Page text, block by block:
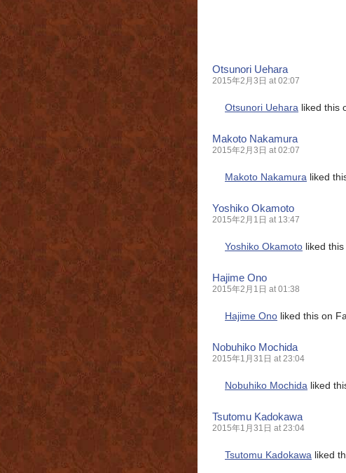
Otsunori Uehara
2015年2月3日 at 02:07
Otsunori Uehara liked this
Makoto Nakamura
2015年2月3日 at 02:07
Makoto Nakamura liked
Yoshiko Okamoto
2015年2月1日 at 13:47
Yoshiko Okamoto liked
Hajime Ono
2015年2月1日 at 01:38
Hajime Ono liked this on
Nobuhiko Mochida
2015年1月31日 at 23:04
Nobuhiko Mochida liked
Tsutomu Kadokawa
2015年1月31日 at 23:04
Tsutomu Kadokawa liked